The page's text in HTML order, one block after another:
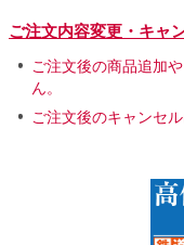
ご注文内容変更・キャ
ご注文後の商品追加
ん。
ご注文後のキャンセ